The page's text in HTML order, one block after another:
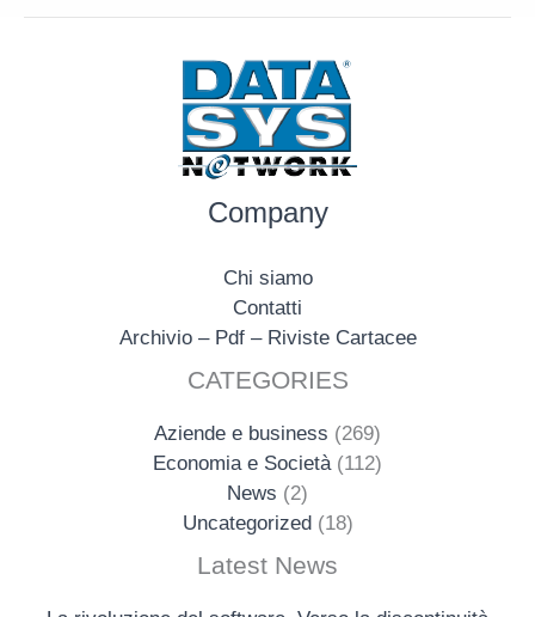
Company
Chi siamo
Contatti
Archivio – Pdf – Riviste Cartacee
CATEGORIES
Aziende e business (269)
Economia e Società (112)
News (2)
Uncategorized(18)
Latest News